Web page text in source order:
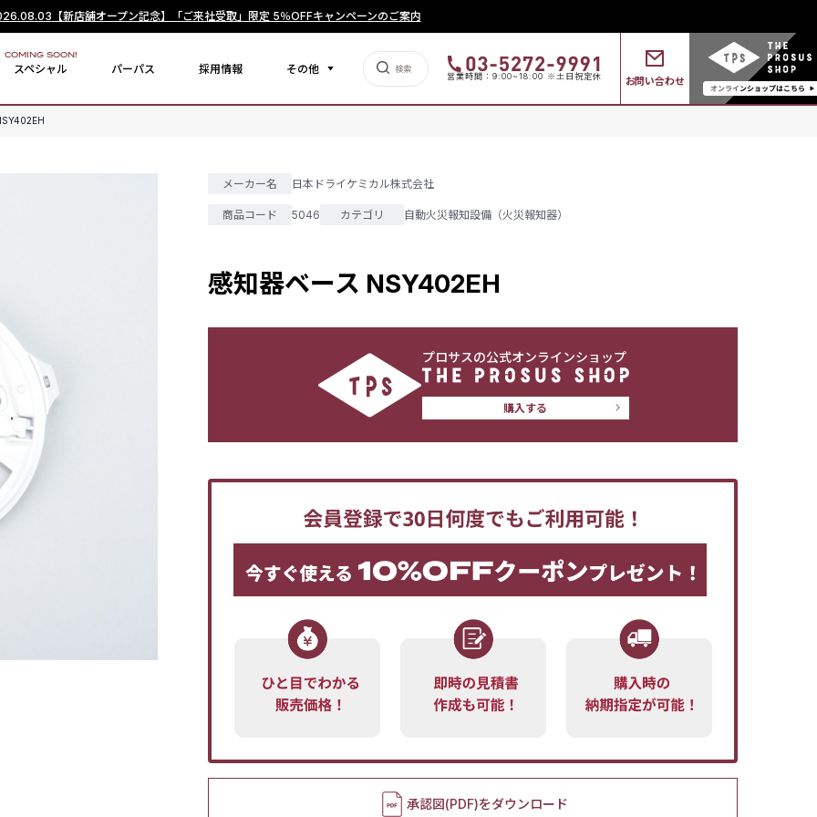
【新店舗オープン記念】「ご来社受取」限定 5％OFFキャンペーンのご案内
スペシャル
COMING SOON!
パーパス 採用情報 その他
営業時間：9:00~18:00 ※土日祝定休 お問い合わせ
メーカー名 日本ドライケミカル株式会社
商品コード 5046 カテゴリ 自動火災報知設備（火災報知器）
感知器ベース NSY402EH
プロサスの公式オンラインショップ
購入する
承認図(PDF)をダウンロード